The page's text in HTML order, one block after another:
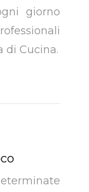
giorno
di Cucina.